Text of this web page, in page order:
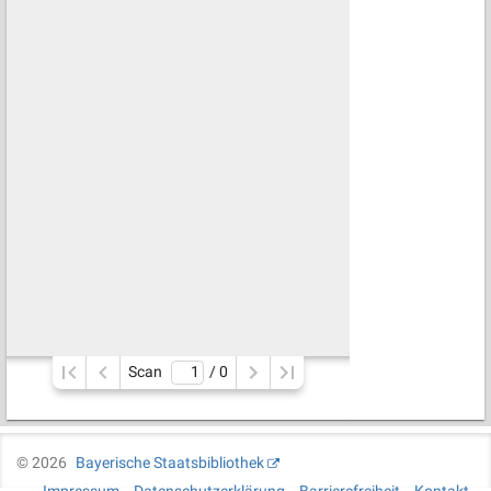
Scan / 0
©2026
Bayerische Staatsbibliothek